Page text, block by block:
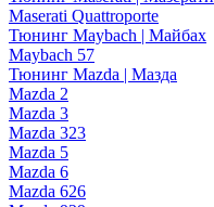
Maserati Quattroporte
Тюнинг Maybach | Майбах
Maybach 57
Тюнинг Mazda | Мазда
Mazda 2
Mazda 3
Mazda 323
Mazda 5
Mazda 6
Mazda 626